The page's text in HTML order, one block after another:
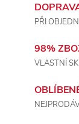
PŘI
98%
VLASTNÍ